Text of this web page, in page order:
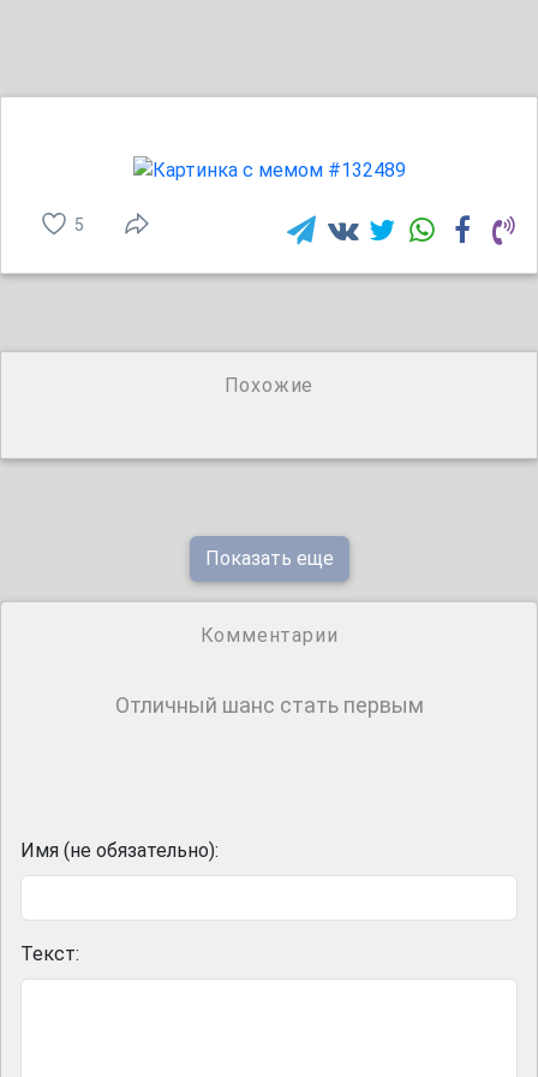
5
Похожие
Показать еще
Комментарии
Отличный шанс стать первым
Имя (не обязательно):
Текст: